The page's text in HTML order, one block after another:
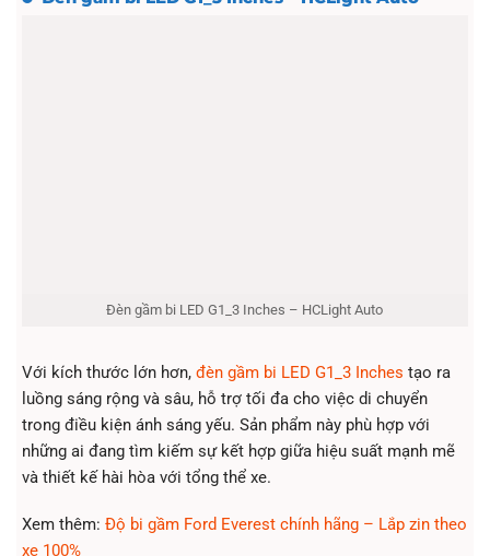
Đèn gầm bi LED G1_3 Inches – HCLight Auto
Với kích thước lớn hơn, đèn gầm bi LED G1_3 Inches tạo ra
luồng sáng rộng và sâu, hỗ trợ tối đa cho việc di chuyển
trong điều kiện ánh sáng yếu. Sản phẩm này phù hợp với
những ai đang tìm kiếm sự kết hợp giữa hiệu suất mạnh mẽ
và thiết kế hài hòa với tổng thể xe.
Xem thêm: Độ bi gầm Ford Everest chính hãng – Lắp zin theo
xe 100%